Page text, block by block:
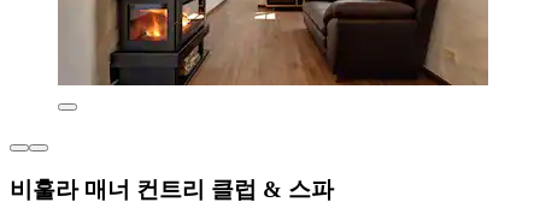
비훌라 매너 컨트리 클럽 & 스파